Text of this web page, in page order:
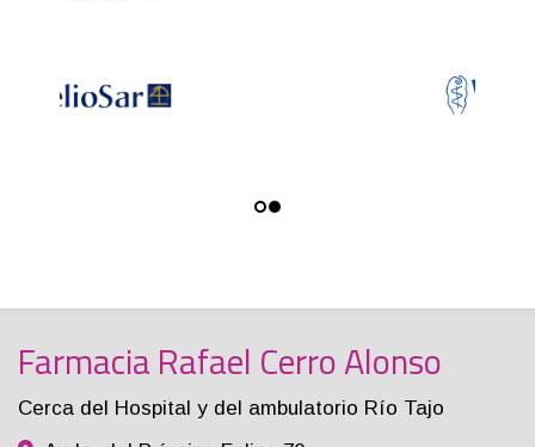
Farmacia Rafael Cerro Alonso
Cerca del Hospital y del ambulatorio Río Tajo